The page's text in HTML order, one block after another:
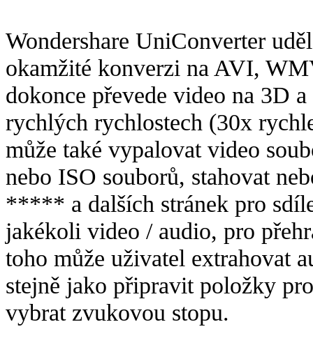
Wondershare UniConverter
okamžité konverzi na AVI,
dokonce převede video na 3D
rychlých rychlostech (30x
může také vypalovat video
nebo ISO souborů, stahovat
***** a dalších stránek pro
jakékoli video / audio, pro
toho může uživatel extrahovat
stejně jako připravit položky
vybrat zvukovou stopu.